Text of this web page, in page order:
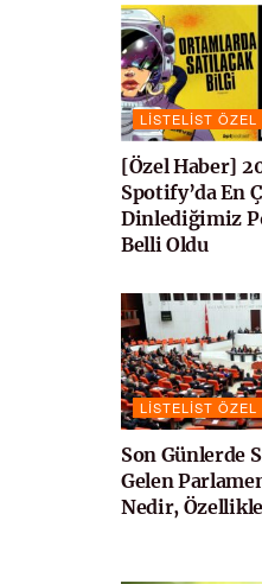
LISTELIST ÖZEL
[Özel Haber]
Spotify’da En
Dinlediğimiz
Belli Oldu
LISTELIST ÖZEL
Son Günlerde
Gelen
Nedir,